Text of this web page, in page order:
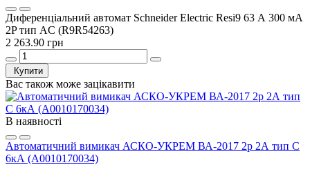
Диференціальний автомат Schneider Electric Resi9 63 А 300 мА
2P тип AC (R9R54263)
2 263.90 грн
Купити
Вас також може зацікавити
В наявності
Автоматичний вимикач АСКО-УКРЕМ ВА-2017 2p 2А тип C
6кА (A0010170034)